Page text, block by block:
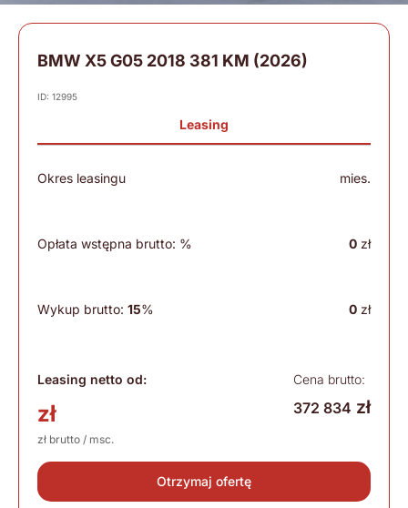
BMW X5 G05 2018 381 KM (2026)
ID: 12995
Leasing
Okres leasingu mies.
Opłata wstępna brutto: % 0 zł
Wykup brutto: 15% 0 zł
Leasing netto od:
zł
zł brutto / msc.
Cena brutto:
372 834 zł
Otrzymaj ofertę